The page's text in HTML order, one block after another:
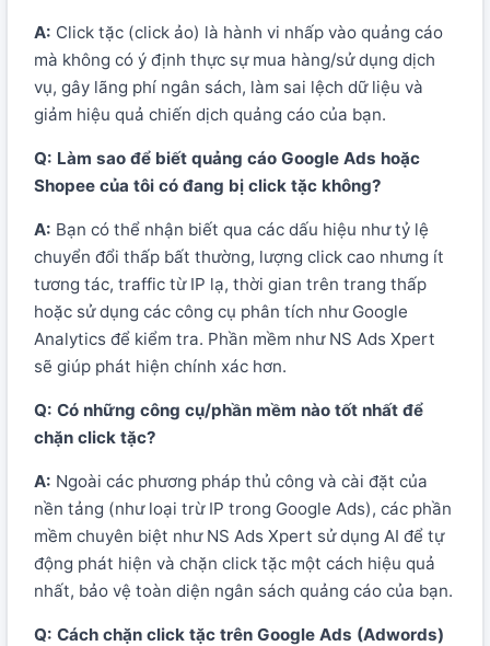
A: Click tặc (click ảo) là hành vi nhấp vào quảng cáo
mà không có ý định thực sự mua hàng/sử dụng dịch
vụ, gây lãng phí ngân sách, làm sai lệch dữ liệu và
giảm hiệu quả chiến dịch quảng cáo của bạn.
Q: Làm sao để biết quảng cáo Google Ads hoặc
Shopee của tôi có đang bị click tặc không?
A: Bạn có thể nhận biết qua các dấu hiệu như tỷ lệ
chuyển đổi thấp bất thường, lượng click cao nhưng ít
tương tác, traffic từ IP lạ, thời gian trên trang thấp
hoặc sử dụng các công cụ phân tích như Google
Analytics để kiểm tra. Phần mềm như NS Ads Xpert
sẽ giúp phát hiện chính xác hơn.
Q: Có những công cụ/phần mềm nào tốt nhất để
chặn click tặc?
A: Ngoài các phương pháp thủ công và cài đặt của
nền tảng (như loại trừ IP trong Google Ads), các phần
mềm chuyên biệt như NS Ads Xpert sử dụng AI để tự
động phát hiện và chặn click tặc một cách hiệu quả
nhất, bảo vệ toàn diện ngân sách quảng cáo của bạn.
Q: Cách chặn click tặc trên Google Ads (Adwords)